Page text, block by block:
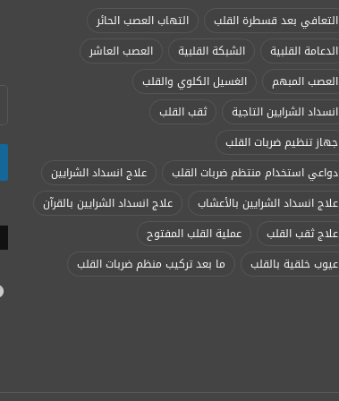
التعافي بعد قسطرة القلب
التهاب العصب الحائر
الدعامة القلبية
الشبكة القلبية
العصب العاشر
العصب المبهم
الغسيل الكلوي والقلب
انسداد الشرايين التاجية
ثقب القلب
جهاز تنظيم ضربات القلب
دواعي استخدام منتظم ضربات القلب
علاج انسداد الشرايين
علاج انسداد الشرايين بالأعشاب
علاج انسداد الشرايين بالقرآن
علاج ثقب القلب
عملية القلب المفتوح
عيوب خلقية بالقلب
ما بعد تركيب منظم ضربات القلب